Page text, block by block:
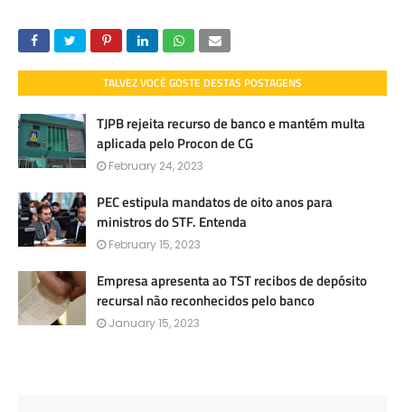
TALVEZ VOCÊ GOSTE DESTAS POSTAGENS
TJPB rejeita recurso de banco e mantém multa
aplicada pelo Procon de CG
February 24, 2023
PEC estipula mandatos de oito anos para
ministros do STF. Entenda
February 15, 2023
Empresa apresenta ao TST recibos de depósito
recursal não reconhecidos pelo banco
January 15, 2023